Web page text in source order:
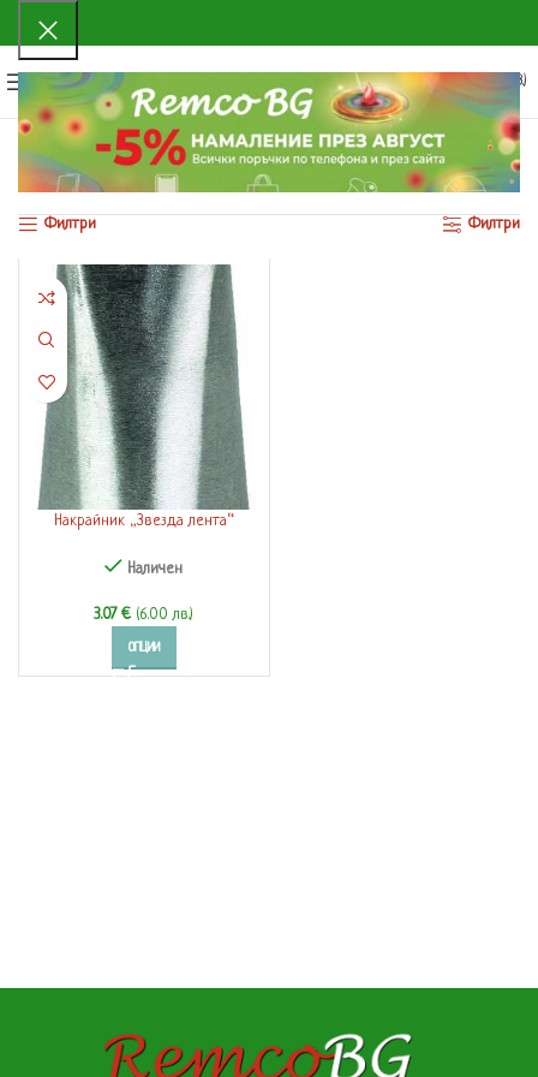
МЕНЮ
0
0.00€ (0.00 ЛВ.)
Начало Продуктът Размер 28 х 4 мм.
Показване на единствения резултат
Филтри Филтри
Накрайник „Звезда лента“
Наличен
3.07€ (6.00 лв.)
ОПЦИИ